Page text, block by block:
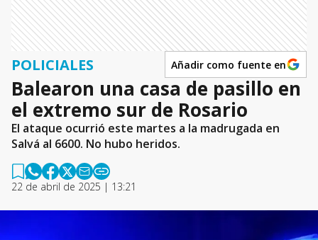
POLICIALES Añadir como fuente en
Balearon una casa de pasillo en
el extremo sur de Rosario
El ataque ocurrió este martes a la madrugada en
Salvá al 6600. No hubo heridos.
22 de abril de 2025 | 13:21